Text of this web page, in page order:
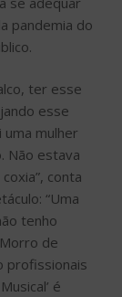
pandemia do
ter esse
esse
mulher
Não estava
conta
“Uma
tenho
de
profissionais
é